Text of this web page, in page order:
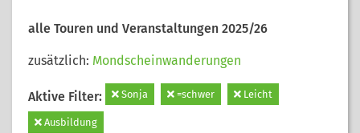
alle Touren und Veranstaltungen 2025/26
zusätzlich: Mondscheinwanderungen
Aktive Filter: Sonja =schwer Leicht
Ausbildung